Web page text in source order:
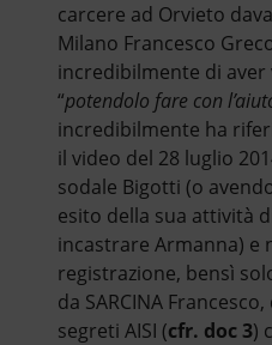
carcere ad Orvieto
Milano Francesco
incredibilmente di
“potendolo fare con
incredibilmente ha
il video del 28 luglio
sodale Bigotti (o
esito della sua attività
incastrare Armanna) e
registrazione, bensì
da SARCINA
segreti AISI (cfr. doc 3)